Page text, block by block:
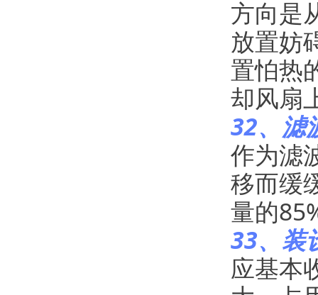
方向是
放置妨
置怕热
却风扇
32、滤
作为滤
移而缓
量的
33、装
应基本